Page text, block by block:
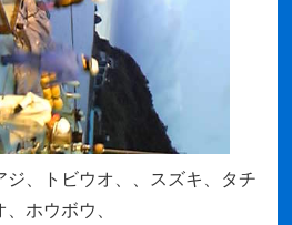
ジ、トビウオ、、スズキ、タチ
、ホウボウ、